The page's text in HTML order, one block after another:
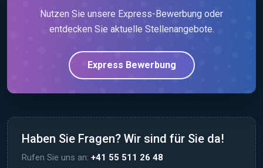
Nutzen Sie unsere Express-Bewerbung oder
entdecken Sie aktuelle Stellenangebote.
Express Bewerbung
Haben Sie Fragen? Wir sind für Sie da!
Rufen Sie uns an: +41 55 511 26 48